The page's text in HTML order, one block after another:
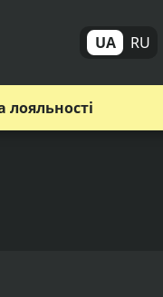
UA RU
лояльності